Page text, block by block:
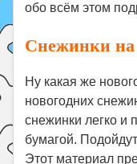
обо всём этом
Снежинки
Ну какая же
новогодних
снежинки легко и
бумагой.
Этот материал